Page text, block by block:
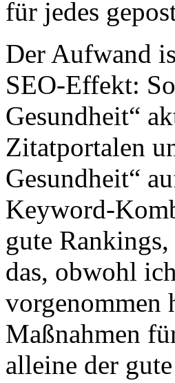
für jedes
Der Aufwand
SEO-Effekt:
Gesundheit“
Zitatportalen
Gesundheit“
Keyword-
gute
das, obwohl
vorgenommen
Maßnahmen
alleine der